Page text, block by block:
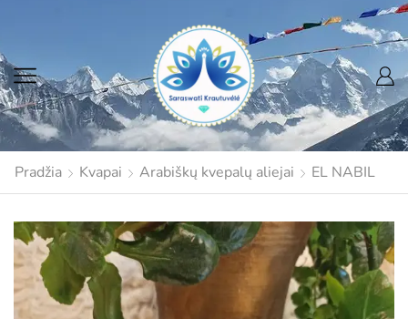
Pradžia Kvapai Arabiškų kvepalų aliejai EL NABIL